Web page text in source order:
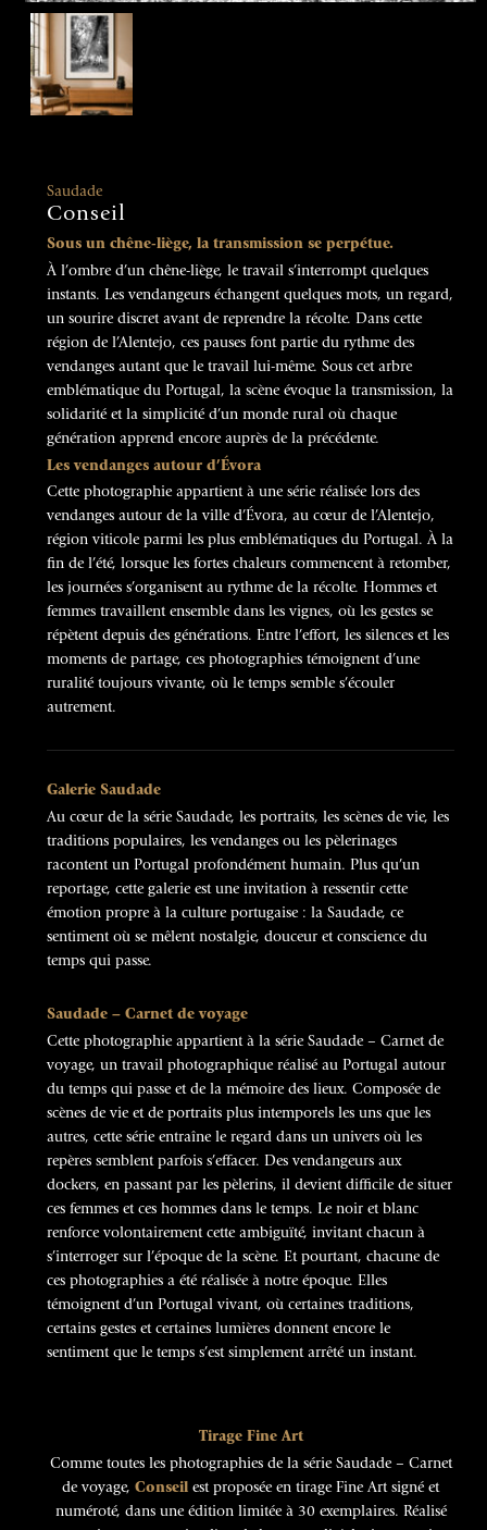
Saudade
Conseil
Sous un chêne-liège, la transmission se perpétue.
À l’ombre d’un chêne-liège, le travail s’interrompt quelques
instants. Les vendangeurs échangent quelques mots, un regard,
un sourire discret avant de reprendre la récolte. Dans cette
région de l’Alentejo, ces pauses font partie du rythme des
vendanges autant que le travail lui-même. Sous cet arbre
emblématique du Portugal, la scène évoque la transmission, la
solidarité et la simplicité d’un monde rural où chaque
génération apprend encore auprès de la précédente.
Les vendanges autour d’Évora
Cette photographie appartient à une série réalisée lors des
vendanges autour de la ville d’Évora, au cœur de l’Alentejo,
région viticole parmi les plus emblématiques du Portugal. À la
fin de l’été, lorsque les fortes chaleurs commencent à retomber,
les journées s’organisent au rythme de la récolte. Hommes et
femmes travaillent ensemble dans les vignes, où les gestes se
répètent depuis des générations. Entre l’effort, les silences et les
moments de partage, ces photographies témoignent d’une
ruralité toujours vivante, où le temps semble s’écouler
autrement.
Galerie Saudade
Au cœur de la série Saudade, les portraits, les scènes de vie, les
traditions populaires, les vendanges ou les pèlerinages
racontent un Portugal profondément humain. Plus qu’un
reportage, cette galerie est une invitation à ressentir cette
émotion propre à la culture portugaise : la Saudade, ce
sentiment où se mêlent nostalgie, douceur et conscience du
temps qui passe.
Saudade – Carnet de voyage
Cette photographie appartient à la série Saudade – Carnet de
voyage, un travail photographique réalisé au Portugal autour
du temps qui passe et de la mémoire des lieux. Composée de
scènes de vie et de portraits plus intemporels les uns que les
autres, cette série entraîne le regard dans un univers où les
repères semblent parfois s’effacer. Des vendangeurs aux
dockers, en passant par les pèlerins, il devient difficile de situer
ces femmes et ces hommes dans le temps. Le noir et blanc
renforce volontairement cette ambiguïté, invitant chacun à
s’interroger sur l’époque de la scène. Et pourtant, chacune de
ces photographies a été réalisée à notre époque. Elles
témoignent d’un Portugal vivant, où certaines traditions,
certains gestes et certaines lumières donnent encore le
sentiment que le temps s’est simplement arrêté un instant.
Tirage Fine Art
Comme toutes les photographies de la série Saudade – Carnet
de voyage,Conseil est proposée en tirage Fine Art signé et
numéroté, dans une édition limitée à 30 exemplaires. Réalisé